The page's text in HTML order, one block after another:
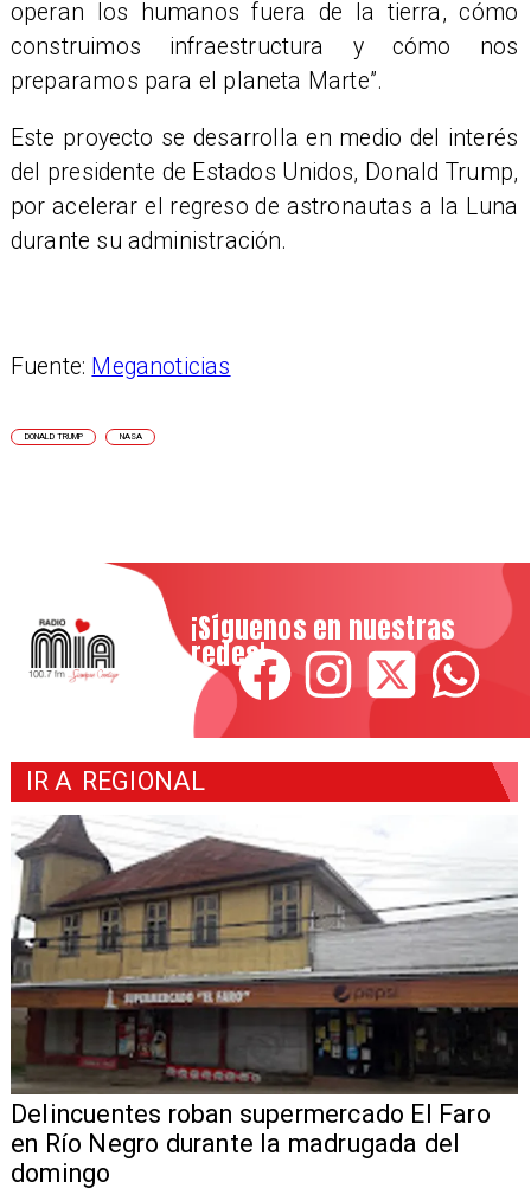
operan los humanos fuera de la tierra, cómo
construimos infraestructura y cómo nos
preparamos para el planeta Marte”.
Este proyecto se desarrolla en medio del interés
del presidente de Estados Unidos, Donald Trump,
por acelerar el regreso de astronautas a la Luna
durante su administración.
Fuente: Meganoticias
DONALD TRUMP NASA
¡Síguenos en nuestras
redes!
IR A REGIONAL
Delincuentes roban supermercado El Faro
en Río Negro durante la madrugada del
domingo